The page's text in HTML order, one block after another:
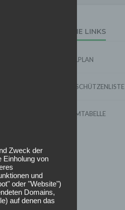
EXTERNE LINKS
SPIELPLAN
TORSCHÜTZENLISTE
FORMTABELLE
Zweck der
Einholung von
und
oder "Website")
Domains,
auf denen das